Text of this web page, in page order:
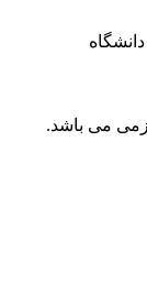
می باشد.